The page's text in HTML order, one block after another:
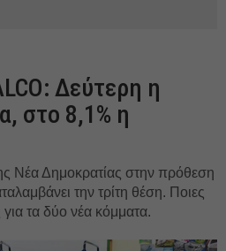
Δεύτερη η
στο 8,1% η
Νέα Δημοκρατίας στην πρόθεση
την τρίτη θέση. Ποιες
για τα δύο νέα κόμματα.